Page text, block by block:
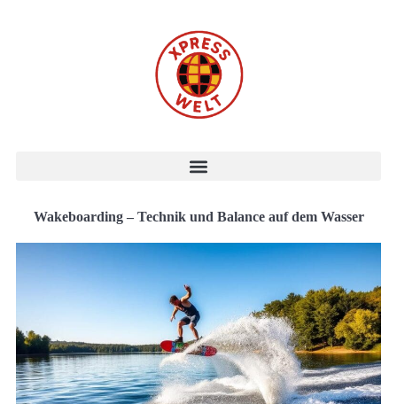
Wakeboarding – Technik und Balance auf dem Wasser